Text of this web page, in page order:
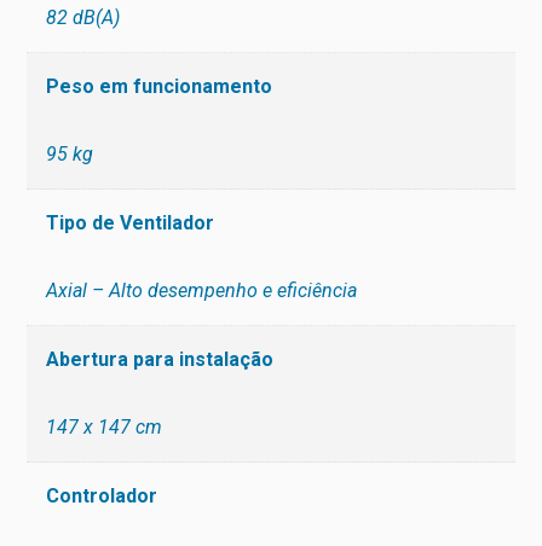
82 dB(A)
Peso em funcionamento
95 kg
Tipo de Ventilador
Axial – Alto desempenho e eficiência
Abertura para instalação
147 x 147 cm
Controlador